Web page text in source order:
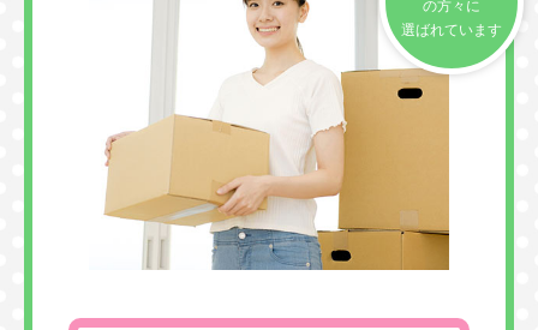
の方々に
選ばれています